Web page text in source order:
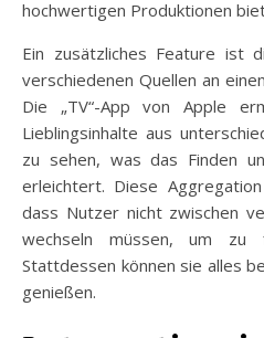
hochwertigen Produktionen
Ein zusätzliches Feature ist
verschiedenen Quellen an
Die „TV“-App von Apple
Lieblingsinhalte aus
zu sehen, was das Finden
erleichtert. Diese
dass Nutzer nicht zwischen
wechseln müssen, um zu
Stattdessen können sie alles
genießen.